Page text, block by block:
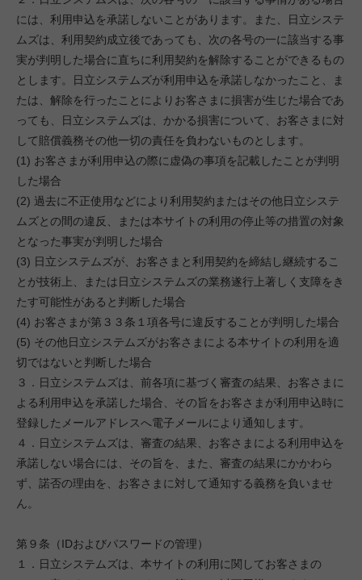
には、利用申込を承諾しないことがあります。また、日立システ
ムズは、利用契約成立後であっても、次の各号の一に該当する事
実が判明した場合に直ちに利用契約を解除することができるもの
とします。日立システムズが利用申込を承諾しなかったこと、ま
たは、解除を行ったことによりお客さまに損害が生じた場合であ
っても、日立システムズは、かかる損害について、お客さまに対
して賠償義務その他一切の責任を負わないものとします。
(1) お客さまが利用申込の際に虚偽の事項を記載したことが判明
した場合
(2) 過去に不正使用などにより利用契約またはその他日立システ
ムズとの間の違反、または本サイトの利用の停止等の措置の対象
となった事実が判明した場合
(3) 日立システムズが、お客さまと利用契約を締結し継続するこ
とが技術上、または日立システムズの業務遂行上著しく支障をき
たす可能性があると判断した場合
(4) お客さまが第３３条１項各号に違反することが判明した場合
(5) その他日立システムズがお客さまによる本サイトの利用を適
切ではないと判断した場合
３．日立システムズは、前各項に基づく審査の結果、お客さまに
よる利用申込を承諾した場合、その旨をお客さまが利用申込時に
登録したメールアドレスへ電子メールにより通知します。
４．日立システムズは、審査の結果、お客さまによる利用申込を
承諾しない場合には、その旨を、また、審査の結果にかかわら
ず、諾否の理由を、お客さまに対して通知する義務を負いませ
ん。
第９条（IDおよびパスワードの管理）
１．日立システムズは、本サイトの利用に関してお客さまの